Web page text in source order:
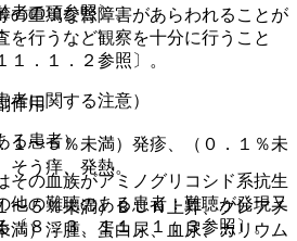
重篤な腎障害があらわれることが
を行うなど観察を十分に行うこと
．１．２参照〕。
者に関する注意）
る患者）
の血族がアミノグリコシド系抗生
他の難聴のある患者：難聴が発現又
〔８．３、１１．１．３参照〕。
者の項参照〕。
作用
〜５％未満）発疹、（０．１％未
う痒、発熱。
５％未満）ＢＵＮ上昇、クレアチ
満）浮腫、蛋白尿、血尿、カリウム